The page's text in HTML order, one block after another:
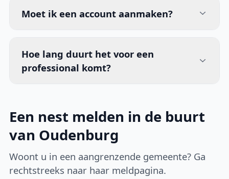
Moet ik een account aanmaken?
Hoe lang duurt het voor een
professional komt?
Een nest melden in de buurt
van Oudenburg
Woont u in een aangrenzende gemeente? Ga
rechtstreeks naar haar meldpagina.